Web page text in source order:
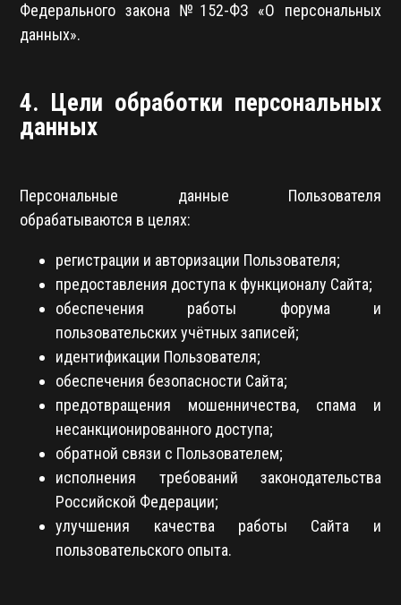
Федерального закона №152-ФЗ «О персональных
данных».
4. Цели обработки персональных
данных
Персональные данные Пользователя
обрабатываются в целях:
регистрации и авторизации Пользователя;
предоставления доступа к функционалу Сайта;
обеспечения работы форума и
пользовательских учётных записей;
идентификации Пользователя;
обеспечения безопасности Сайта;
предотвращения мошенничества, спама и
несанкционированного доступа;
обратной связи с Пользователем;
исполнения требований законодательства
Российской Федерации;
улучшения качества работы Сайта и
пользовательского опыта.